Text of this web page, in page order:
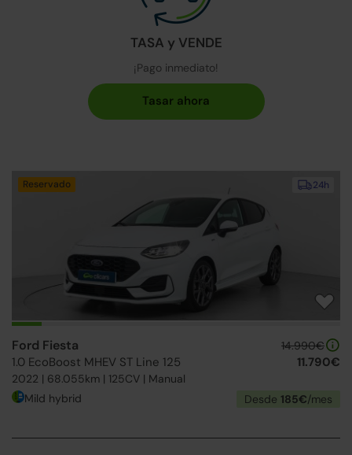
TASA y VENDE
¡Pago inmediato!
24h
Reservado
Ford Fiesta
1.0 EcoBoost MHEV ST Line 125
2022 | 68.055km | 125CV | Manual
14.990€
11.790€
Mild hybrid Desde 185€/mes